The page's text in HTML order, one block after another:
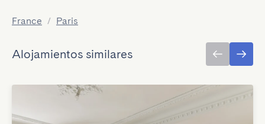
France / Paris
Alojamientos similares